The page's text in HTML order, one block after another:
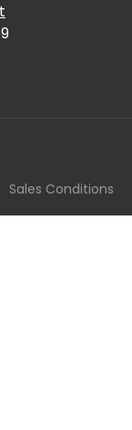
Sales Conditions